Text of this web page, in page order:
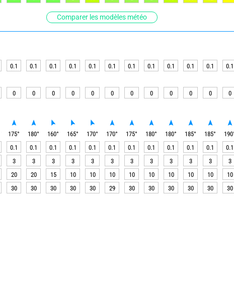
Comparer les modèles météo
0.1 0.1 0.1 0.1 0.1 0.1 0.1 0.1 0.1 0.1 0.1 0.1
0 0 0 0 0 0 0 0 0 0 0 0
175° 180° 160° 165° 170° 170° 175° 180° 180° 185° 185° 190
0.1 0.1 0.1 0.1 0.1 0.1 0.1 0.1 0.1 0.1 0.1 0.1
3 3 3 3 3 3 3 3 3 3 3 3
20 20 15 10 10 10 10 10 10 10 10 10
30 30 30 30 30 29 30 30 30 30 30 30